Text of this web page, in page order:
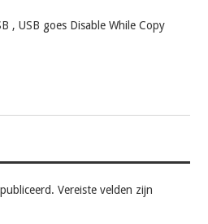
, USB goes Disable While Copy
Vereiste velden zijn